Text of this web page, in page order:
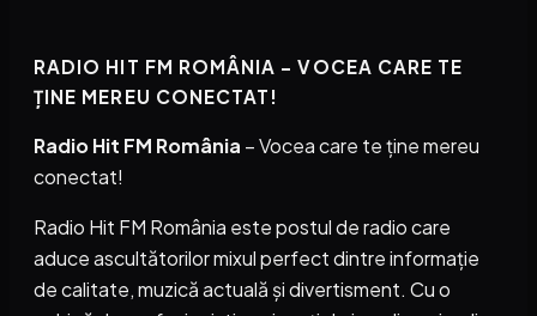
RADIO HIT FM ROMÂNIA – VOCEA CARE TE
ȚINE MEREU CONECTAT!
Radio Hit FM România – Vocea care te ține mereu
conectat!
Radio Hit FM România este postul de radio care
aduce ascultătorilor mixul perfect dintre informație
de calitate, muzică actuală și divertisment. Cu o